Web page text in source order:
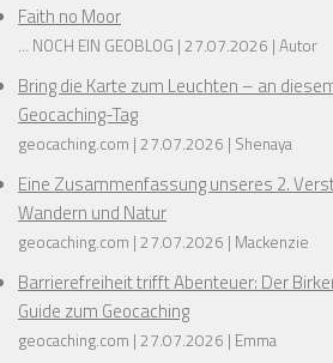
❅
Faith no Moor
... NOCH EIN GEOBLOG 27.07.2026 Autor
Bring die Karte zum Leuchten – an
Geocaching-Tag
geocaching.com 27.07.2026 Shenaya
Eine Zusammenfassung unseres 2.
Wandern und Natur
geocaching.com 27.07.2026 Mackenzie
Barrierefreiheit trifft Abenteuer: Der
Guide zum Geocaching
geocaching.com 27.07.2026 Emma